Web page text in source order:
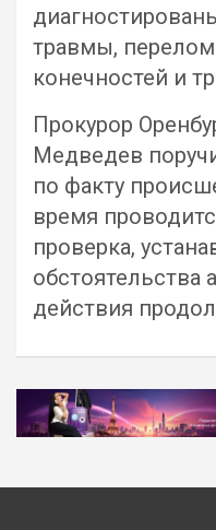
травмы,
конечностей и
Прокурор
Медведев
по факту
время
проверка,
обстоятельства
действия
Навигация
по